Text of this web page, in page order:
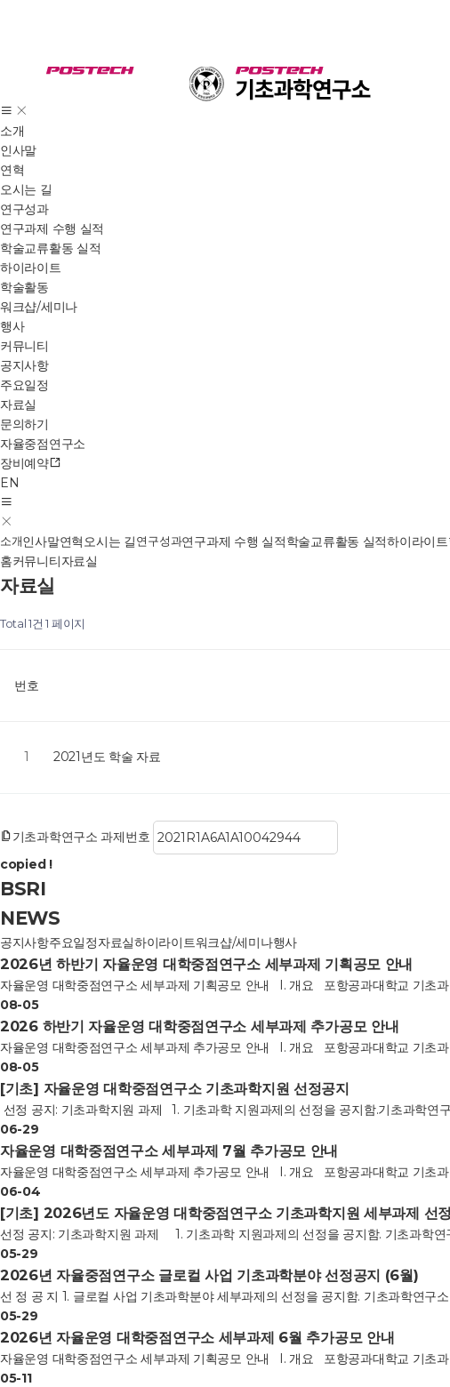
소개
인사말
연혁
오시는 길
연구성과
연구과제 수행 실적
학술교류활동 실적
하이라이트
학술활동
워크샵/세미나
행사
커뮤니티
공지사항
주요일정
자료실
문의하기
자율중점연구소
장비예약
EN
소개인사말연혁오시는 길연구성과연구과제 수행 실적학술교류활동 실적하이라이트
홈커뮤니티자료실
자료실
Total 1건 1 페이지
번호
1 2021년도 학술 자료
기초과학연구소 과제번호
copied !
BSRI
NEWS
공지사항주요일정자료실하이라이트워크샵/세미나행사
2026년 하반기 자율운영 대학중점연구소 세부과제 기획공모 안내
자율운영 대학중점연구소 세부과제 기획공모 안내 I. 개요 포항공과대학교 기초
08-05
2026 하반기 자율운영 대학중점연구소 세부과제 추가공모 안내
자율운영 대학중점연구소 세부과제 추가공모 안내 I. 개요 포항공과대학교 기초
08-05
[기초] 자율운영 대학중점연구소 기초과학지원 선정공지
선정 공지: 기초과학지원 과제 1. 기초과학 지원과제의 선정을 공지함.기초과학
06-29
자율운영 대학중점연구소 세부과제 7월 추가공모 안내
자율운영 대학중점연구소 세부과제 추가공모 안내 I. 개요 포항공과대학교 기초
06-04
[기초] 2026년도 자율운영 대학중점연구소 기초과학지원 세부과제 선
선정 공지: 기초과학지원 과제 1. 기초과학 지원과제의 선정을 공지함. 기초과학
05-29
2026년 자율중점연구소 글로컬 사업 기초과학분야 선정공지 (6월)
선 정 공 지 1. 글로컬 사업 기초과학분야 세부과제의 선정을 공지함. 기초과학연
05-29
2026년 자율운영 대학중점연구소 세부과제 6월 추가공모 안내
자율운영 대학중점연구소 세부과제 기획공모 안내 I. 개요 포항공과대학교 기초
05-11